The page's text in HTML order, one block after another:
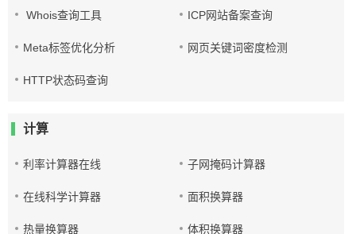
Whois查询工具 ICP网站备案查询
Meta标签优化分析 网页关键词密度检测
HTTP状态码查询
计算
利率计算器在线 子网掩码计算器
在线科学计算器 面积换算器
热量换算器 体积换算器